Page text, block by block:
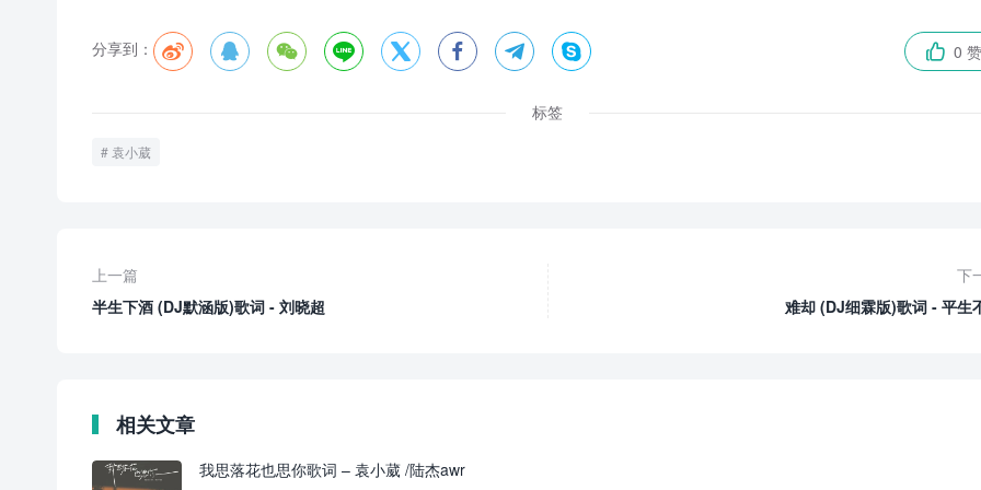
分享到：          0 赞
标签
袁小葳
上一篇
半生下酒 (DJ默涵版)歌词 - 刘晓超
下
难却 (DJ细霖版)歌词 - 平生
相关文章
我思落花也思你歌词 – 袁小葳 /陆杰awr